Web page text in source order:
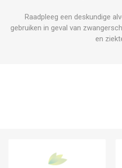
Raadpleeg een deskundige
gebruiken in geval van
en